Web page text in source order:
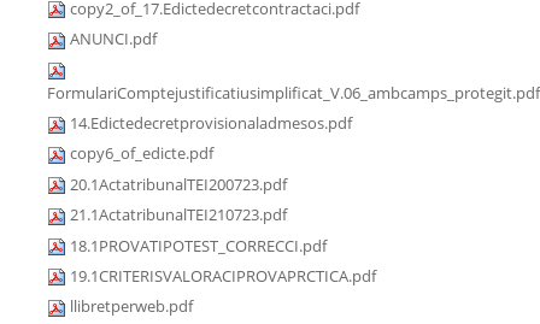
copy2_of_17.Edictedecretcontractaci.pdf
ANUNCI.pdf
FormulariComptejustificatiusimplificat_V.06_ambcamps_protegit.pdf
14.Edictedecretprovisionaladmesos.pdf
copy6_of_edicte.pdf
20.1ActatribunalTEI200723.pdf
21.1ActatribunalTEI210723.pdf
18.1PROVATIPOTEST_CORRECCI.pdf
19.1CRITERISVALORACIPROVAPRCTICA.pdf
llibretperweb.pdf